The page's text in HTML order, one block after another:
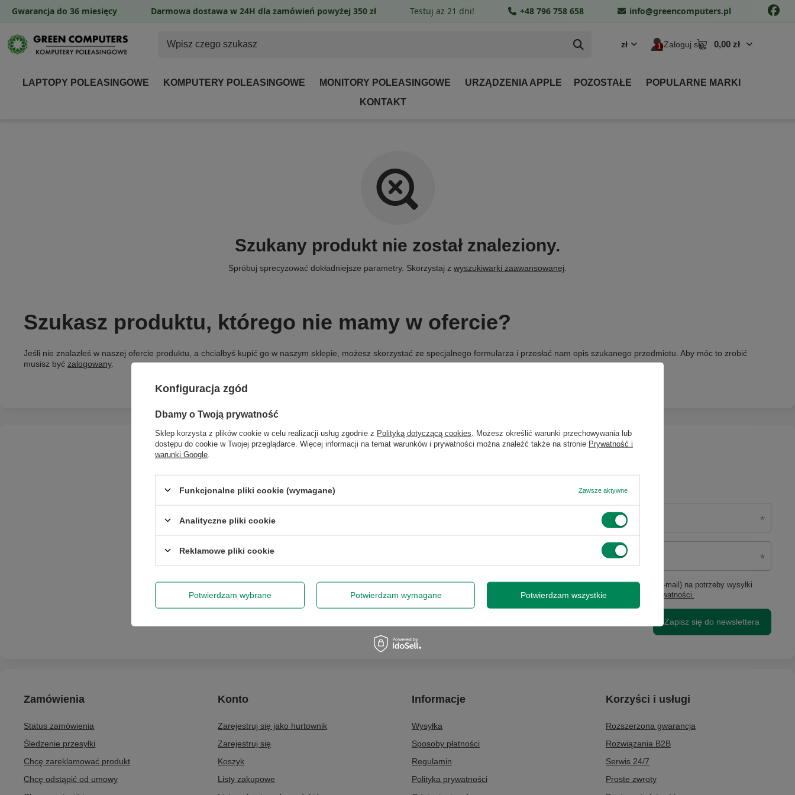
zł Zaloguj się 0,00 zł
LAPTOPY POLEASINGOWE KOMPUTERY POLEASINGOWE MONITORY POLEASINGOWE URZĄDZENIA APPLE POZOSTAŁE
POPULARNE MARKI
KONTAKT
Szukany produkt nie został znaleziony.
Spróbuj sprecyzować dokładniejsze parametry. Skorzystaj z wyszukiwarki zaawansowanej.
Szukasz produktu, którego nie mamy w ofercie?
Jeśli nie znalazłeś w naszej ofercie produktu, a chciałbyś kupić go w naszym sklepie, możesz skorzystać ze specjalnego formularza i przesłać nam opis szukanego przedmiotu. Aby móc to zrobić
musisz byćzalogowany.
Wyrażam zgodę na przetwarzanie moich danych osobowych (adres e-mail) na potrzeby wysyłki
newslettera z informacją handlową (marketing). Więcej w
polityce prywatności.
Zapisz się do newslettera
Zamówienia
Status zamówienia
Śledzenie przesyłki
Chcę zareklamować produkt
Chcę odstąpić od umowy
Konto
Zarejestruj się jako hurtownik
Zarejestruj się
Koszyk
Listy zakupowe
Informacje
Wysyłka
Sposoby płatności
Regulamin
Polityka prywatności
Korzyści i usługi
Rozszerzona gwarancja
Rozwiązania B2B
Serwis 24/7
Proste zwroty
Gwarancja do 36 miesięcy Darmowa dostawa w 24H dla zamówień powyżej 350 zł Testuj aż 21 dni! +48 796 758 658 info@greencomputers.pl
Konfiguracja zgód
Dbamy o Twoją prywatność
Sklep korzysta z plików cookie w celu realizacji usług zgodnie z Polityką dotyczącą cookies . Możesz określić warunki przechowywania lub
dostępu do cookie w Twojej przeglądarce. Więcej informacji na temat warunków i prywatności można znaleźć także na stronie Prywatność i
warunki Google
Funkcjonalne pliki cookie (wymagane) Zawsze aktywne
Analityczne pliki cookie
Reklamowe pliki cookie
Potwierdzam wybrane Potwierdzam wymagane Potwierdzam wszystkie